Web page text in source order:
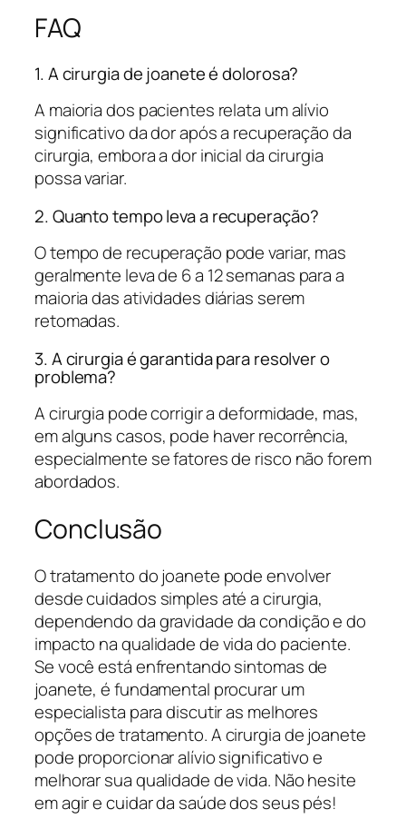
FAQ
1. A cirurgia de joanete é dolorosa?
A maioria dos pacientes relata um alívio
significativo da dor após a recuperação da
cirurgia, embora a dor inicial da cirurgia
possa variar.
2. Quanto tempo leva a recuperação?
O tempo de recuperação pode variar, mas
geralmente leva de 6 a 12 semanas para a
maioria das atividades diárias serem
retomadas.
3. A cirurgia é garantida para resolver o
problema?
A cirurgia pode corrigir a deformidade, mas,
em alguns casos, pode haver recorrência,
especialmente se fatores de risco não forem
abordados.
Conclusão
O tratamento do joanete pode envolver
desde cuidados simples até a cirurgia,
dependendo da gravidade da condição e do
impacto na qualidade de vida do paciente.
Se você está enfrentando sintomas de
joanete, é fundamental procurar um
especialista para discutir as melhores
opções de tratamento. A cirurgia de joanete
pode proporcionar alívio significativo e
melhorar sua qualidade de vida. Não hesite
em agir e cuidar da saúde dos seus pés!